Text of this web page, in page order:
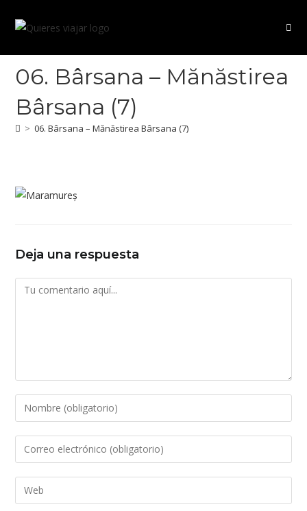
06. Bârsana – Mănăstirea
Bârsana (7)
> 06. Bârsana – Mănăstirea Bârsana (7)
Deja una respuesta
Comentario
Introduce
tu
nombre
de
usuario
Introduce
tu
dirección
de
Introduce
la